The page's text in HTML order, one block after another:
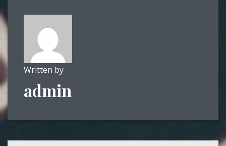
Written by
admin